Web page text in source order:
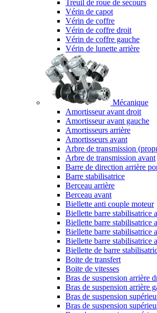
Treuil de roue de secours
Vérin de capot
Vérin de coffre
Vérin de coffre droit
Vérin de coffre gauche
Vérin de lunette arrière
Mécanique
Amortisseur avant droit
Amortisseur avant gauche
Amortisseurs arrière
Amortisseurs avant
Arbre de transmission
Arbre de transmission avant
Barre de direction arrière
Barre stabilisatrice
Berceau arrière
Berceau avant
Biellette anti couple moteur
Biellette barre stabilisatrice
Biellette barre stabilisatrice
Biellette barre stabilisatrice
Biellette barre stabilisatrice
Biellette de barre
Boite de transfert
Boite de vitesses
Bras de suspension arrière
Bras de suspension arrière
Bras de suspension
Bras de suspension